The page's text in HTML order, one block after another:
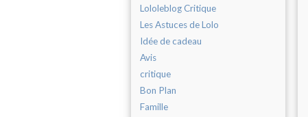
Lololeblog Critique
Les Astuces de Lolo
Idée de cadeau
Avis
critique
Bon Plan
Famille